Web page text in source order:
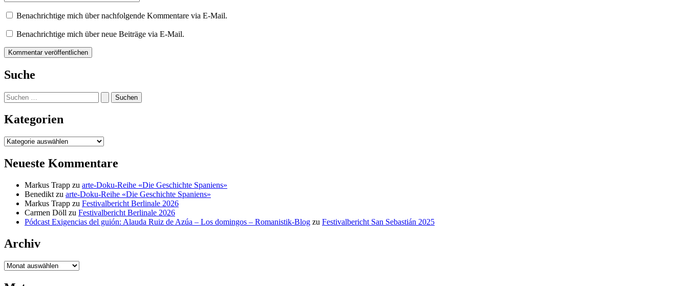
Benachrichtige mich über nachfolgende Kommentare via E-Mail.
Benachrichtige mich über neue Beiträge via E-Mail.
Suche
Suchen
nach:
Kategorien
Kategorien
Neueste Kommentare
Markus Trapp zu arte-Doku-Reihe «Die Geschichte Spaniens»
Benedikt zu arte-Doku-Reihe «Die Geschichte Spaniens»
Markus Trapp zu Festivalbericht Berlinale 2026
Carmen Döll zu Festivalbericht Berlinale 2026
Pódcast Exigencias del guión: Alauda Ruiz de Azúa – Los domingos – Romanistik-Blog zu Festivalbericht San Sebastián 2025
Archiv
Archiv